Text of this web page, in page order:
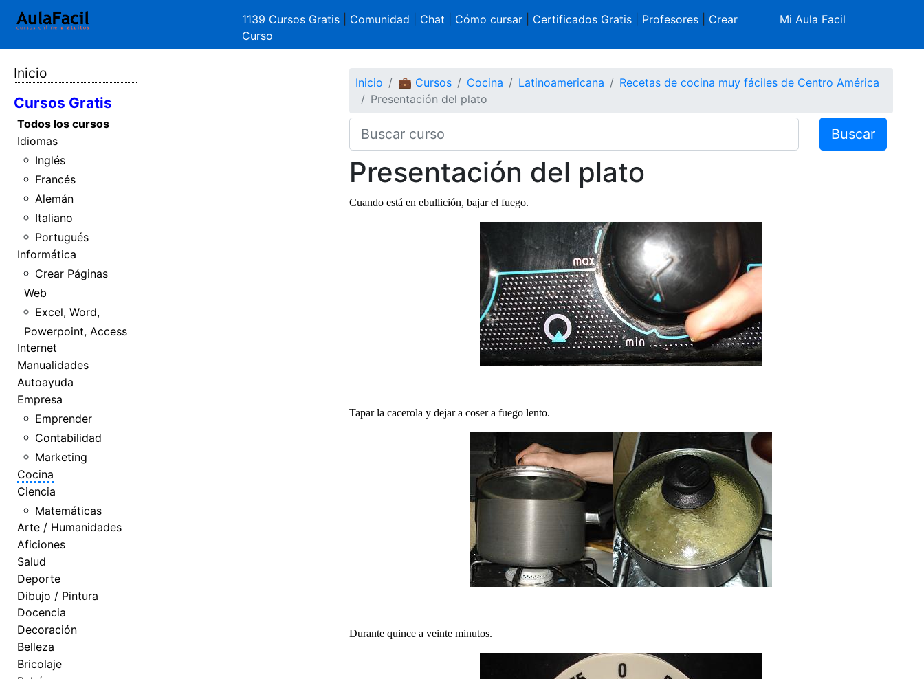
1139 Cursos Gratis Comunidad Chat Cómo cursar| Certificados Gratis| Profesores| Crear
Curso
Mi Aula Facil
Inicio
Cursos Gratis
Todos los cursos
Idiomas
Inglés
Francés
Alemán
Italiano
Portugués
Informática
Crear Páginas
Web
Excel, Word,
Powerpoint, Access
Internet
Manualidades
Autoayuda
Empresa
Emprender
Contabilidad
Marketing
Cocina
Ciencia
Matemáticas
Arte / Humanidades
Aficiones
Salud
Deporte
Dibujo / Pintura
Docencia
Decoración
Belleza
Bricolaje
Inicio 💼 Cursos Cocina Latinoamericana
Recetas de cocina muy fáciles de Centro América
Presentación del plato
Buscar
Presentación del plato
Cuando está en ebullición, bajar el fuego.
Tapar la cacerola y dejar a coser a fuego lento.
Durante quince a veinte minutos.